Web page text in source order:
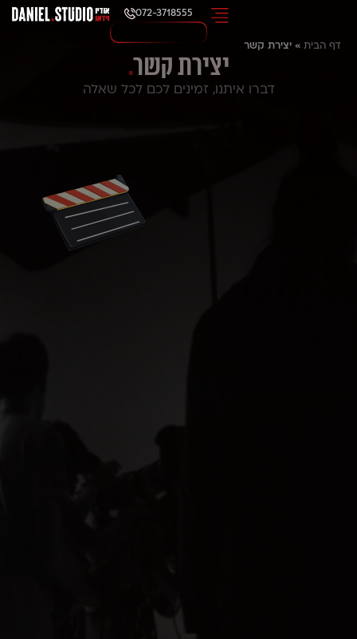
072-3718555
דף הבית » יצירת קשר
יצירת קשר.
דברו איתנו, זמינים לכם לכל שאלה